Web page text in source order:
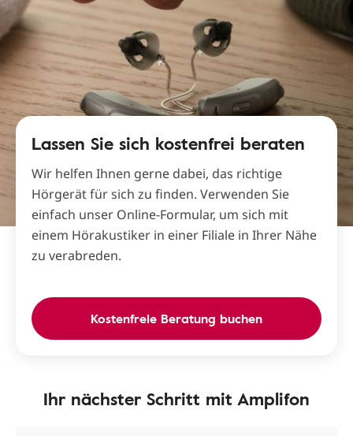
Lassen Sie sich kostenfrei beraten
Wir helfen Ihnen gerne dabei, das richtige
Hörgerät für sich zu finden. Verwenden Sie
einfach unser Online-Formular, um sich mit
einem Hörakustiker in einer Filiale in Ihrer Nähe
zu verabreden.
Kostenfreie Beratung buchen
Ihr nächster Schritt mit Amplifon